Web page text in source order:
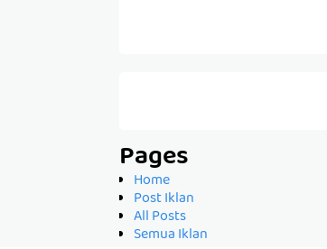
Pages
Home
Post Iklan
All Posts
Semua Iklan